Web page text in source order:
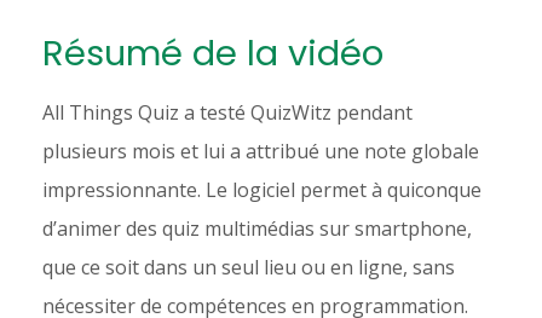
Résumé de la vidéo
All Things Quiz a testé QuizWitz pendant
plusieurs mois et lui a attribué une note globale
impressionnante. Le logiciel permet à quiconque
d’animer des quiz multimédias sur smartphone,
que ce soit dans un seul lieu ou en ligne, sans
nécessiter de compétences en programmation.